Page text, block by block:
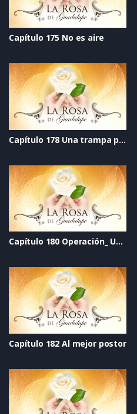
Capítulo 175 No es aire
Capítulo 178 Una trampa profunda
Capítulo 180 Operación_ Un galán para mamá
Capítulo 182 Al mejor postor